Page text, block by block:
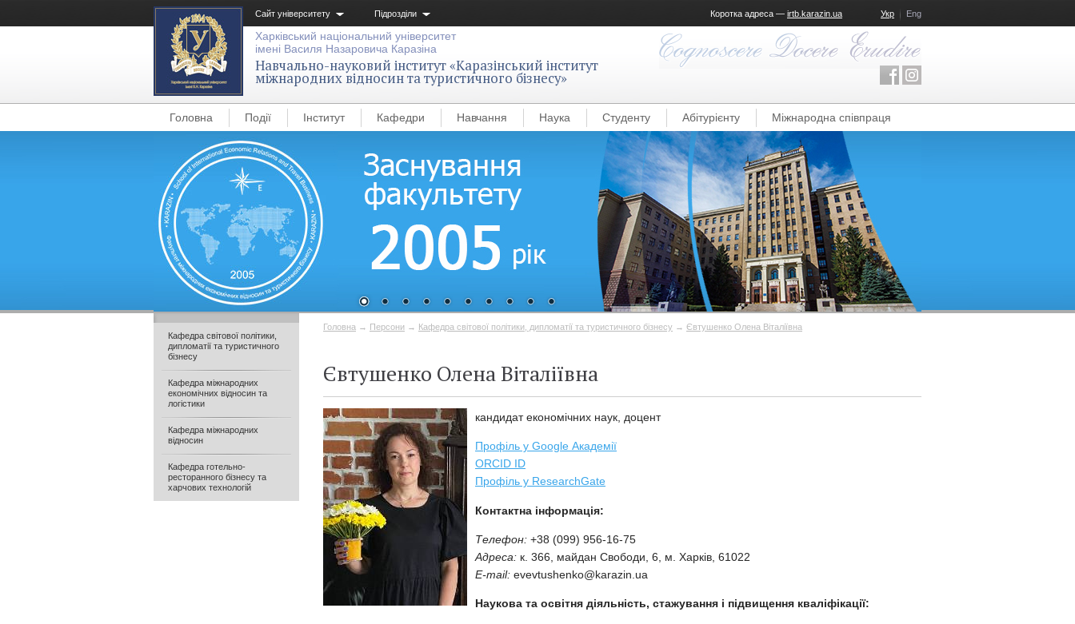
Сайт університету Підрозділи Укр Eng
Коротка адреса — irtb.karazin.ua
Харківський національний університет
імені Василя Назаровича Каразіна
Навчально-науковий інститут «Каразінський інститут
міжнародних відносин та туристичного бізнесу»
Головна Події Інститут Кафедри Навчання Наука Студенту Абітурієнту Міжнародна співпраця
Головна → Персони → Кафедра світової політики, дипломатії та туристичного бізнесу → Євтушенко Олена Віталіївна
Євтушенко Олена Віталіївна
кандидат економічних наук, доцент
Профіль у Google Академії
ORCID ID
Профіль у ResearchGate
Контактна інформація:
Телефон: +38 (099) 956-16-75
Адреса: к. 366, майдан Свободи, 6, м. Харків, 61022
E-mail: evevtushenko@karazin.ua
Наукова та освітня діяльність, стажування і підвищення кваліфікації:
Кафедра світової політики,
дипломатії та туристичного
бізнесу
Кафедра міжнародних
економічних відносин та
логістики
Кафедра міжнародних
відносин
Кафедра готельно-
ресторанного бізнесу та
харчових технологій